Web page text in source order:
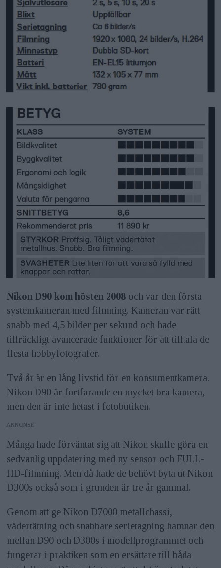
Nikon D90 kom hösten 2008och var den första
systemkameran med filmning. Kameran var rätt
snabb med 4,5 bilder per sekund och hade
tillräckligt avancerade funktioner för att tilltala de
flesta hobbyfotografer.
Två år är en lång livstid för en konsumentkamera.
Nikon D90 är fortfarande en mycket bra kamera,
men den är inte hetast i fotobutiken.
ANNONS
Många hade förväntat sig att Nikon skulle göra en
sedvanlig uppdatering med ny sensor och FULL-
HD-filmning. Men då hade de behövt byta ut Nikon
D300s också som i grunden är tre år gammal.
Genom att ge Nikon D7000 metallchassi,
vädertätning och snabbare serietagning hamnar den
mellan D90 och D300s i modellprogrammet och
fungerar i praktiken som en ersättare till båda